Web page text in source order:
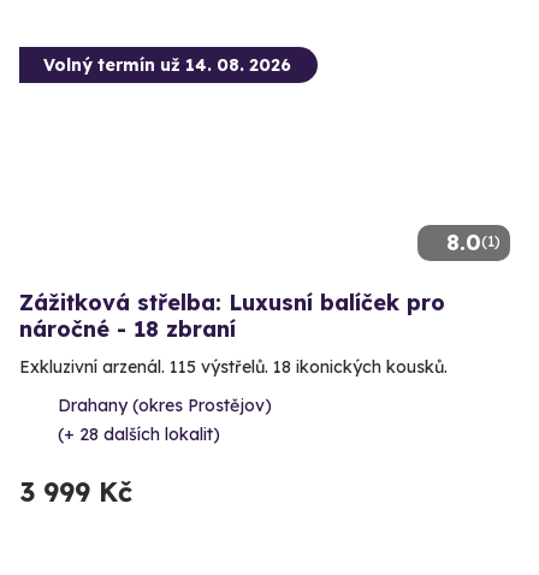
8.0(1)
Volný termín už 14. 08. 2026
Zážitková střelba: Luxusní balíček pro
náročné - 18 zbraní
Exkluzivní arzenál. 115 výstřelů. 18 ikonických kousků.
Drahany (okres Prostějov)
(+ 28 dalších lokalit)
3 999 Kč